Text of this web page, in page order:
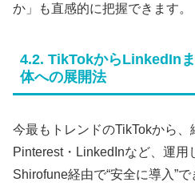
か」も直感的に把握できます。
4.2. TikTokからLinkedIn
体への展開法
今最もトレンドのTikTokから、
Pinterest・LinkedInなど、運用
Shirofune経由で“安全に導入”